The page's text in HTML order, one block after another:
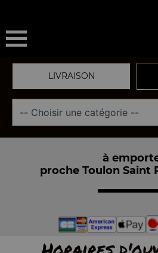
LIVRAISON
à
proche Toulon Saint